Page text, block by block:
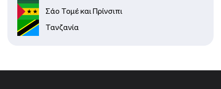
Σάο Τομέ και Πρίνσιπι
Τανζανία